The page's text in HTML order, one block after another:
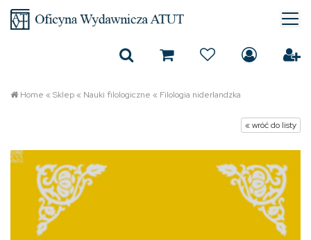
Home «Sklep« Nauki filologiczne « Filologia niderlandzka
« wróć do listy